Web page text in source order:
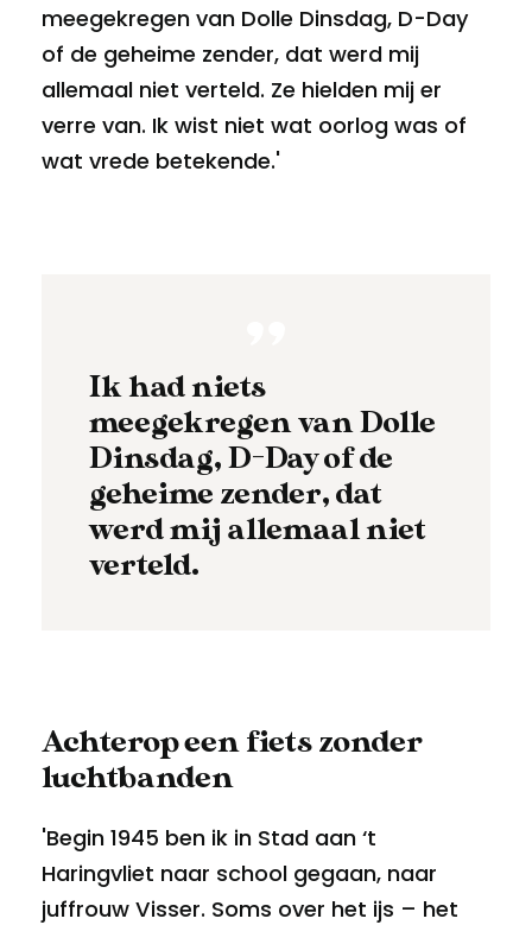
meegekregen van Dolle Dinsdag, D-Day
of de geheime zender, dat werd mij
allemaal niet verteld. Ze hielden mij er
verre van. Ik wist niet wat oorlog was of
wat vrede betekende.'
Ik had niets
meegekregen van Dolle
Dinsdag, D-Day of de
geheime zender, dat
werd mij allemaal niet
verteld.
Achterop een fiets zonder
luchtbanden
'Begin 1945 ben ik in Stad aan ‘t
Haringvliet naar school gegaan, naar
juffrouw Visser. Soms over het ijs – het